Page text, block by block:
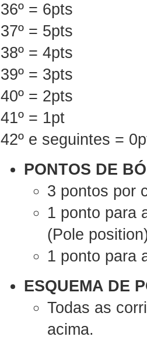
36º = 6pts
37º = 5pts
38º = 4pts
39º = 3pts
40º = 2pts
41º = 1pt
42º e seguintes =
PONTOS DE
3 pontos por
1 ponto para
(Pole
1 ponto para
ESQUEMA DE
Todas as
acima.